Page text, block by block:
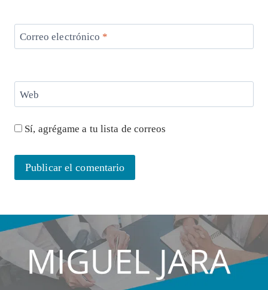
Correo electrónico *
Web
Sí, agrégame a tu lista de correos